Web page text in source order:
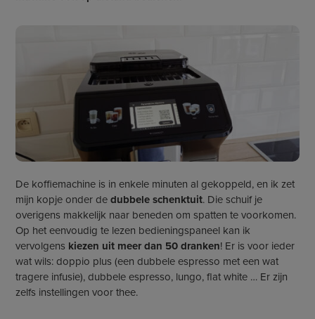
De koffiemachine is in enkele minuten al gekoppeld, en ik zet
mijn kopje onder dedubbele schenktuit. Die schuif je
overigens makkelijk naar beneden om spatten te voorkomen.
Op het eenvoudig te lezen bedieningspaneel kan ik
vervolgens kiezen uit meer dan 50 dranken! Er is voor ieder
wat wils: doppio plus (een dubbele espresso met een wat
tragere infusie), dubbele espresso, lungo, flat white … Er zijn
zelfs instellingen voor thee.